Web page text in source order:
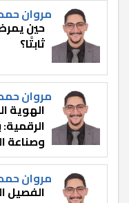
مروان
حين
ثابتًا؟
مروان
الهوية
وصناعة
مروان
الفصيل